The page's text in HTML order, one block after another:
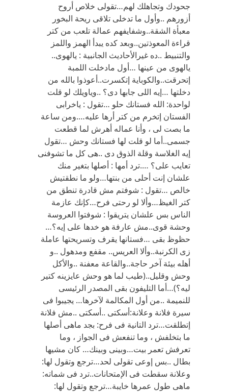
جحودك وتجاهلك لهم…تقولى خلاص أروح
أزورهم ..وأول ما تدخلى تلاقى ريحة البخور
معبأة الشقة..وشفايفهم عمالة تلعب من كتر
قراءة المعوذتين..وبعد كده يبدأ الهمز واللمز
والتنبيط ..ده غيرالأحاديث الجانبية : يالهوى..
يالهوى من عينها …أول مادخلت اللمبة
إتحرقت..والكوباية إتكسرت..أعوذوا بالله من
دخلتها …إيه اللى جابها دى؟ ..وياويلك لو قلت
لواحدة: الله فستانك حلو …تقول : ياخرابى
الفستان إتخرم من كتر أرها عليه….ومن ساعة
ما بصت لى ، وأنا عماله أهرش لما قطعت
جسمى..أما لو قلت لها فستانك وحش …تقول
إيه الغلاسة وقلة الذوق دى ..هى كل ما تشوفنى
تعايب على؟ ….ترد أمها : أصلها بتغير منك
علشان إنت أحلى من بنتها…ولو ما نطقتيش
خالص …تقول : شوفتم مش قادرة تنطق من
كتر الغيظ…وألا لو رحتى فرح…كإنك عازمة
الناس بس علشان يتريقوا : شوفتوا العروسة
وحشة قوى..مش عارفة هو خدها على إيه؟…
حظوظ بقى …فستانها يقرف وتسريحتها عاملة
زى الكرنبة..وألا العريس.. مقفع ومدهول ..و
أهله بيئة آخر حاجة..والقاعة معفنة ..والأكل
وحش وقليل..(طيب لما هو وحش عايزينه كتير
ليه؟)…أما التليفون بقى المصدر الرئيسى
للنميمة ..من أول المكالمة لآخرها… يجيبوا فى
سيرة فلانة وعلانة:أسكتى ..أسكتى ..مش فلانة
إتطلقت…ترد التانية فى فرح: بجد ماهى أصلها
ما بتخلفش ، وما تنفعش فى الجواز ، وما
تعرفش تعمر بيت…وبينى وبينك… كان مشيها
بطال ..بس إوعى تقولى لحد…ترجع وتقول لها:
وعلانة سقطت فى الإمتحانات..ترد فى شماته:
ماهى طول عمرها خايبة…ترجع وتقول لها: